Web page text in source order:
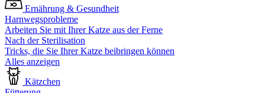
Ernährung & Gesundheit
Harnwegsprobleme
Arbeiten Sie mit Ihrer Katze aus der Ferne
Nach der Sterilisation
Tricks, die Sie Ihrer Katze beibringen können
Alles anzeigen
Kätzchen